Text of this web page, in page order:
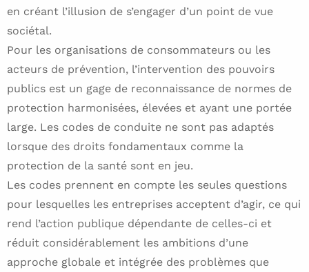
en créant l’illusion de s’engager d’un point de vue
sociétal.
Pour les organisations de consommateurs ou les
acteurs de prévention, l’intervention des pouvoirs
publics est un gage de reconnaissance de normes de
protection harmonisées, élevées et ayant une portée
large. Les codes de conduite ne sont pas adaptés
lorsque des droits fondamentaux comme la
protection de la santé sont en jeu.
Les codes prennent en compte les seules questions
pour lesquelles les entreprises acceptent d’agir, ce qui
rend l’action publique dépendante de celles-ci et
réduit considérablement les ambitions d’une
approche globale et intégrée des problèmes que